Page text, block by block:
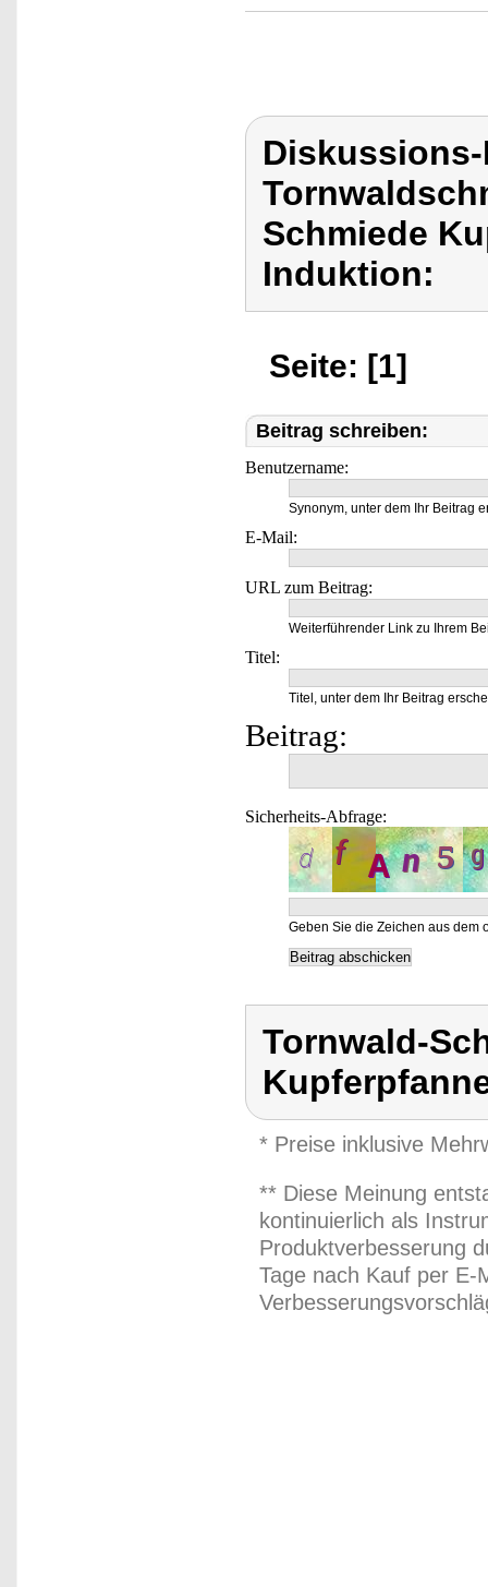
Schmiede
Induktion:
Seite: [1]
Beitrag schreiben:
Benutzername:
Synonym, unter dem Ihr Beitrag
E-Mail:
URL zum Beitrag:
Weiterführender Link zu Ihrem
Titel:
Titel, unter dem Ihr Beitrag
Beitrag:
Sicherheits-Abfrage:
Geben Sie die Zeichen aus dem
Tornwald-
* Preise inklusive
** Diese Meinung
kontinuierlich als
Produktverbesserung
Tage nach Kauf per E-